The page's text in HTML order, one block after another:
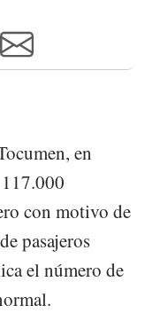
en
con motivo de
pasajeros
el número de